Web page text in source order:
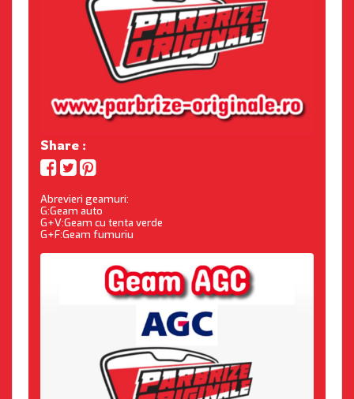
Share :
Abrevieri geamuri:
G:Geam auto
G+V:Geam cu tenta verde
G+F:Geam fumuriu